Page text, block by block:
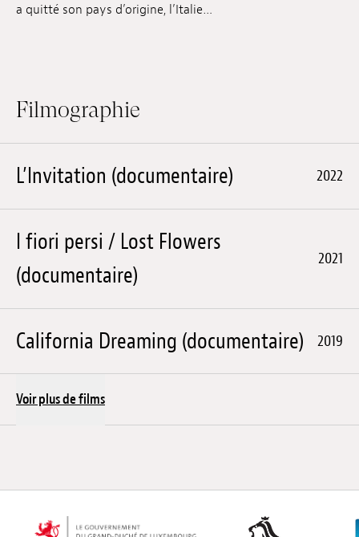
a quitté son pays d’origine, l’Italie…
Filmographie
L’Invitation (documentaire) 2022
I fiori persi / Lost Flowers
(documentaire)
2021
California Dreaming (documentaire) 2019
Voir plus de films